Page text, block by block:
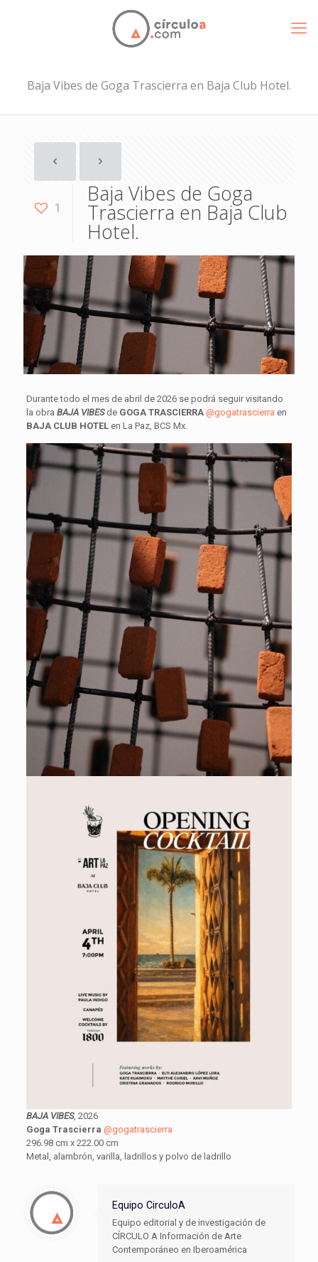
Baja Vibes de Goga Trascierra en Baja Club Hotel.
1
Baja Vibes de Goga
Trascierra en Baja Club
Hotel.
Durante todo el mes de abril de 2026 se podrá seguir visitando
la obra BAJA VIBESde GOGA TRASCIERRA @gogatrascierra en
BAJA CLUB HOTELen La Paz, BCS Mx.
BAJA VIBES, 2026
Goga Trascierra @gogatrascierra
296.98 cm x 222.00 cm
Metal, alambrón, varilla, ladrillos y polvo de ladrillo
Equipo CirculoA
Equipo editorial y de investigación de
CÍRCULO A Información de Arte
Contemporáneo en Iberoamérica